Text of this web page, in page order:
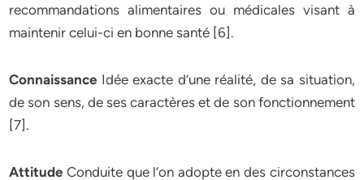
recommandations alimentaires ou médicales visant à
maintenir celui-ci en bonne santé [6].
Connaissance Idée exacte d’une réalité, de sa situation,
de son sens, de ses caractères et de son fonctionnement
[7].
Attitude Conduite que l’on adopte en des circonstances